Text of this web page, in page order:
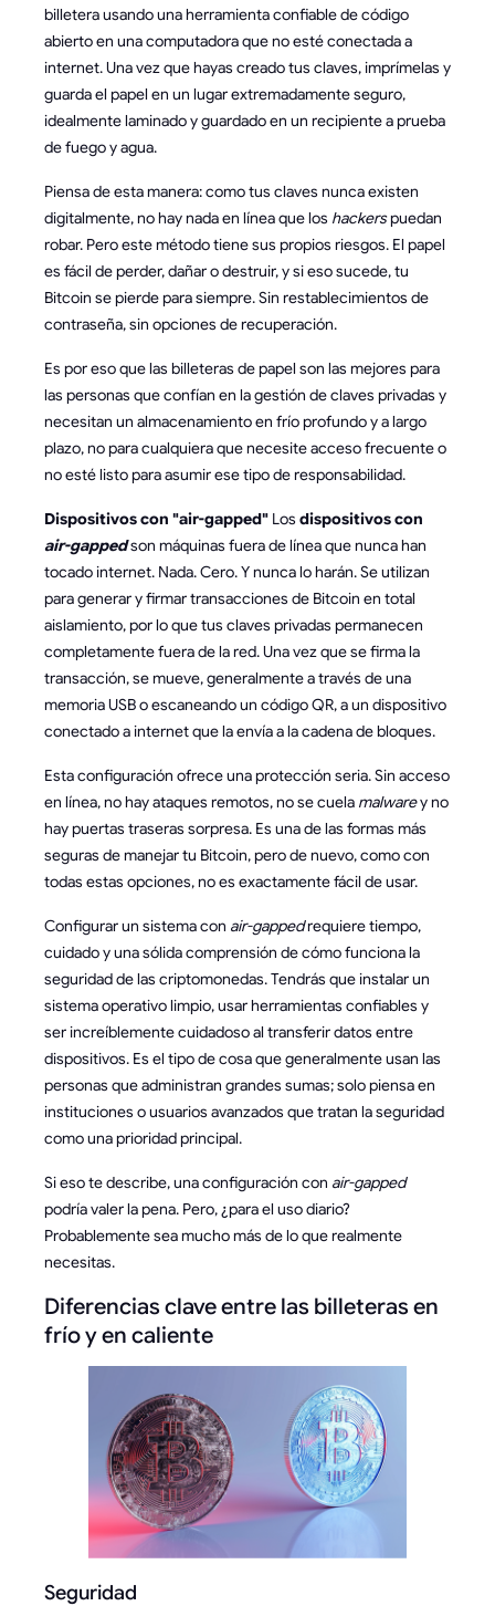
billetera usando una herramienta confiable de código
abierto en una computadora que no esté conectada a
internet. Una vez que hayas creado tus claves, imprímelas y
guarda el papel en un lugar extremadamente seguro,
idealmente laminado y guardado en un recipiente a prueba
de fuego y agua.
Piensa de esta manera: como tus claves nunca existen
digitalmente, no hay nada en línea que los hackerspuedan
robar. Pero este método tiene sus propios riesgos. El papel
es fácil de perder, dañar o destruir, y si eso sucede, tu
Bitcoin se pierde para siempre. Sin restablecimientos de
contraseña, sin opciones de recuperación.
Es por eso que las billeteras de papel son las mejores para
las personas que confían en la gestión de claves privadas y
necesitan un almacenamiento en frío profundo y a largo
plazo, no para cualquiera que necesite acceso frecuente o
no esté listo para asumir ese tipo de responsabilidad.
Dispositivos con "air-gapped" Los dispositivos con
air-gappedson máquinas fuera de línea que nunca han
tocado internet. Nada. Cero. Y nunca lo harán. Se utilizan
para generar y firmar transacciones de Bitcoin en total
aislamiento, por lo que tus claves privadas permanecen
completamente fuera de la red. Una vez que se firma la
transacción, se mueve, generalmente a través de una
memoria USB o escaneando un código QR, a un dispositivo
conectado a internet que la envía a la cadena de bloques.
Esta configuración ofrece una protección seria. Sin acceso
en línea, no hay ataques remotos, no se cuela malwarey no
hay puertas traseras sorpresa. Es una de las formas más
seguras de manejar tu Bitcoin, pero de nuevo, como con
todas estas opciones, no es exactamente fácil de usar.
Configurar un sistema con air-gappedrequiere tiempo,
cuidado y una sólida comprensión de cómo funciona la
seguridad de las criptomonedas. Tendrás que instalar un
sistema operativo limpio, usar herramientas confiables y
ser increíblemente cuidadoso al transferir datos entre
dispositivos. Es el tipo de cosa que generalmente usan las
personas que administran grandes sumas; solo piensa en
instituciones o usuarios avanzados que tratan la seguridad
como una prioridad principal.
Si eso te describe, una configuración con air-gapped
podría valer la pena. Pero, ¿para el uso diario?
Probablemente sea mucho más de lo que realmente
necesitas.
Diferencias clave entre las billeteras en
frío y en caliente
Seguridad